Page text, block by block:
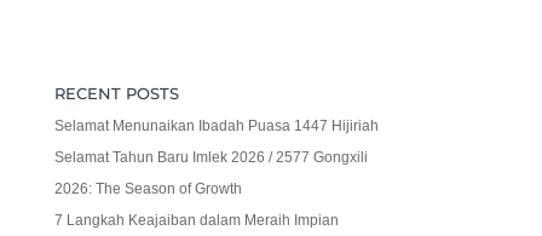
RECENT POSTS
Selamat Menunaikan Ibadah Puasa 1447 Hijiriah
Selamat Tahun Baru Imlek 2026 / 2577 Gongxili
2026: The Season of Growth
7 Langkah Keajaiban dalam Meraih Impian